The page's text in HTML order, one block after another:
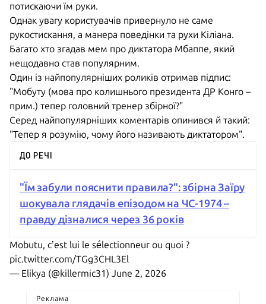
потискаючи їм руки.
Однак увагу користувачів привернуло не саме
рукостискання, а манера поведінки та рухи Кіліана.
Багато хто згадав мем про диктатора Мбаппе, який
нещодавно став популярним.
Один із найпопулярніших роликів отримав підпис:
"Мобуту (мова про колишнього президента ДР Конго –
прим.) тепер головний тренер збірної?"
Серед найпопулярніших коментарів опинився й такий:
"Тепер я розумію, чому його називають диктатором".
ДО РЕЧІ
"Їм забули пояснити правила?": збірна Заїру
шокувала глядачів епізодом на ЧС-1974 –
правду дізналися через 36 років
Mobutu, c’est lui le sélectionneur ou quoi ?
pic.twitter.com/TGg3CHL3El
— Elikya (@killermic31) June 2, 2026
Реклама